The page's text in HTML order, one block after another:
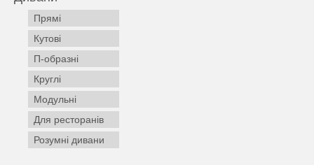
Прямі
Кутові
П-образні
Круглі
Модульні
Для ресторанів
Розумні дивани